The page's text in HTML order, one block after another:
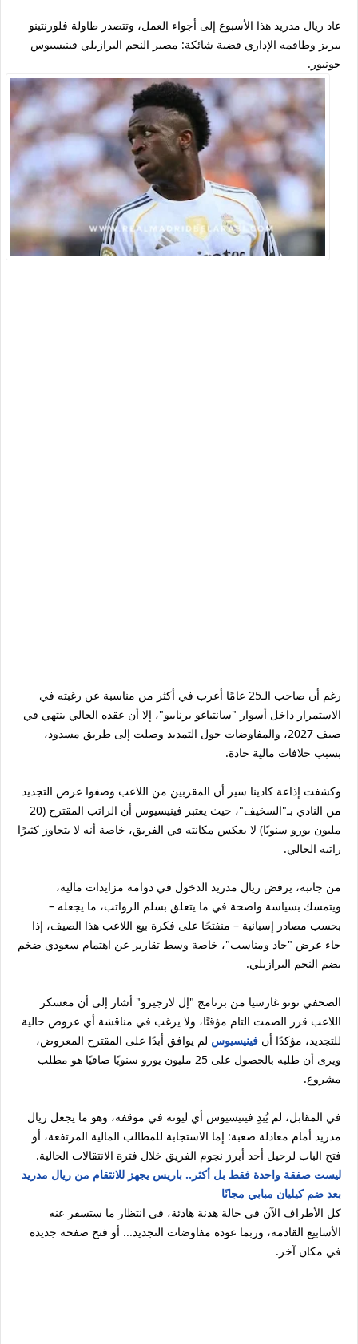
عاد ريال مدريد هذا الأسبوع إلى أجواء العمل، وتتصدر طاولة فلورنتينو
بيريز وطاقمه الإداري قضية شائكة: مصير النجم البرازيلي فينيسيوس
جونيور.
رغم أن صاحب الـ25 عامًا أعرب في أكثر من مناسبة عن رغبته في
الاستمرار داخل أسوار "سانتياغو برنابيو"، إلا أن عقده الحالي ينتهي في
صيف 2027، والمفاوضات حول التمديد وصلت إلى طريق مسدود،
بسبب خلافات مالية حادة.
وكشفت إذاعة كادينا سير أن المقربين من اللاعب وصفوا عرض التجديد
من النادي بـ"السخيف"، حيث يعتبر فينيسيوس أن الراتب المقترح (20
مليون يورو سنويًا) لا يعكس مكانته في الفريق، خاصة أنه لا يتجاوز كثيرًا
راتبه الحالي.
من جانبه، يرفض ريال مدريد الدخول في دوامة مزايدات مالية،
ويتمسك بسياسة واضحة في ما يتعلق بسلم الرواتب، ما يجعله –
بحسب مصادر إسبانية – منفتحًا على فكرة بيع اللاعب هذا الصيف، إذا
جاء عرض "جاد ومناسب"، خاصة وسط تقارير عن اهتمام سعودي ضخم
بضم النجم البرازيلي.
الصحفي تونو غارسيا من برنامج "إل لارجيرو" أشار إلى أن معسكر
اللاعب قرر الصمت التام مؤقتًا، ولا يرغب في مناقشة أي عروض حالية
للتجديد، مؤكدًا أن فينيسيوس لم يوافق أبدًا على المقترح المعروض،
ويرى أن طلبه بالحصول على 25 مليون يورو سنويًا صافيًا هو مطلب
مشروع.
في المقابل، لم يُبدِ فينيسيوس أي ليونة في موقفه، وهو ما يجعل ريال
مدريد أمام معادلة صعبة: إما الاستجابة للمطالب المالية المرتفعة، أو
فتح الباب لرحيل أحد أبرز نجوم الفريق خلال فترة الانتقالات الحالية.
ليست صفقة واحدة فقط بل أكثر.. باريس يجهز للانتقام من ريال مدريد
بعد ضم كيليان مبابي مجانًا
كل الأطراف الآن في حالة هدنة هادئة، في انتظار ما ستسفر عنه
الأسابيع القادمة، وربما عودة مفاوضات التجديد... أو فتح صفحة جديدة
في مكان آخر.